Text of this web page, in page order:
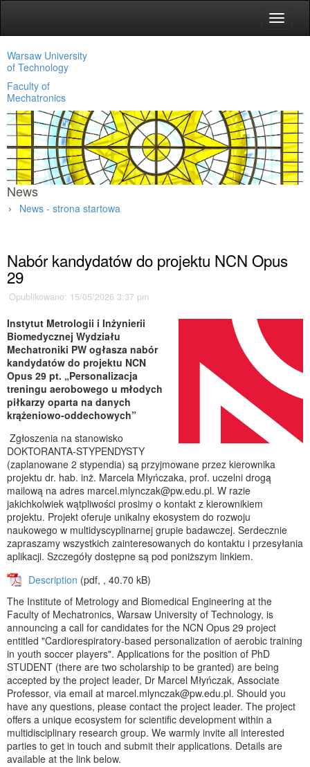
Toggle
Warsaw University
of Technology
Faculty of
Mechatronics
News
News - strona startowa
Nabór kandydatów do projektu NCN Opus
29
Opublikowano: 15/05/2026 3:37 pm
Instytut Metrologii i Inżynierii
Biomedycznej Wydziału
Mechatroniki PW ogłasza nabór
kandydatów do projektu NCN
Opus 29 pt. „Personalizacja
treningu aerobowego u młodych
piłkarzy oparta na danych
krążeniowo-oddechowych”
Zgłoszenia na stanowisko
DOKTORANTA-STYPENDYSTY
(zaplanowane 2 stypendia) są przyjmowane przez kierownika
projektu dr. hab. inż. Marcela Młyńczaka, prof. uczelni drogą
mailową na adres marcel.mlynczak@pw.edu.pl. W razie
jakichkolwiek wątpliwości prosimy o kontakt z kierownikiem
projektu. Projekt oferuje unikalny ekosystem do rozwoju
naukowego w multidyscyplinarnej grupie badawczej. Serdecznie
zapraszamy wszystkich zainteresowanych do kontaktu i przesyłania
aplikacji. Szczegóły dostępne są pod poniższym linkiem.
Description (pdf, , 40.70 kB)
The Institute of Metrology and Biomedical Engineering at the
Faculty of Mechatronics, Warsaw University of Technology, is
announcing a call for candidates for the NCN Opus 29 project
entitled "Cardiorespiratory-based personalization of aerobic training
in youth soccer players". Applications for the position of PhD
STUDENT (there are two scholarship to be granted) are being
accepted by the project leader, Dr Marcel Młyńczak, Associate
Professor, via email at marcel.mlynczak@pw.edu.pl. Should you
have any questions, please contact the project leader. The project
offers a unique ecosystem for scientific development within a
multidisciplinary research group. We warmly invite all interested
parties to get in touch and submit their applications. Details are
available at the link below.